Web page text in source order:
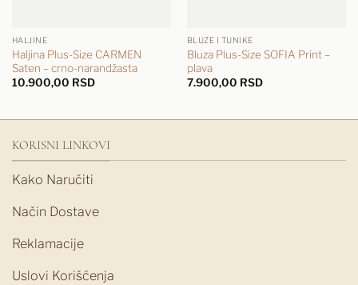
HALJINE
Haljina Plus-Size CARMEN
Saten – crno-narandžasta
10.900,00 RSD
BLUZE I TUNIKE
Bluza Plus-Size SOFIA Print –
plava
7.900,00 RSD
KORISNI LINKOVI
Kako Naručiti
Način Dostave
Reklamacije
Uslovi Korišćenja